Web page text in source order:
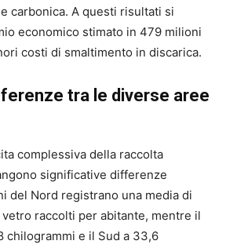
carbonica. A questi risultati si
economico stimato in 479 milioni
costi di smaltimento in discarica.
tra le diverse aree
complessiva della raccolta
significative differenze
del Nord registrano una media di
raccolti per abitante, mentre il
chilogrammi e il Sud a 33,6